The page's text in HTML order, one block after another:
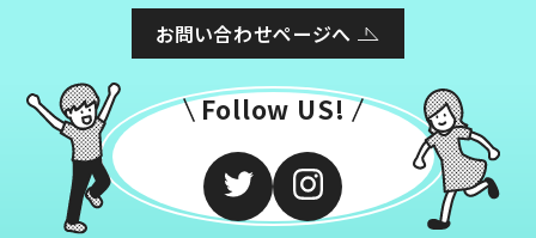
お問い合わせページへ
Follow US!